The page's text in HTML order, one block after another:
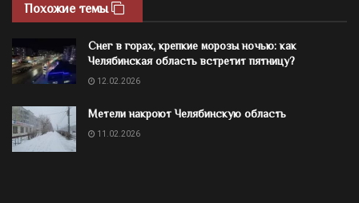
Похожие темы
Снег в горах, крепкие морозы ночью: как
Челябинская область встретит пятницу?
12.02.2026
Метели накроют Челябинскую область
11.02.2026